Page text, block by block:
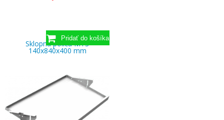
Sklopná polica MTS
140x840x400 mm